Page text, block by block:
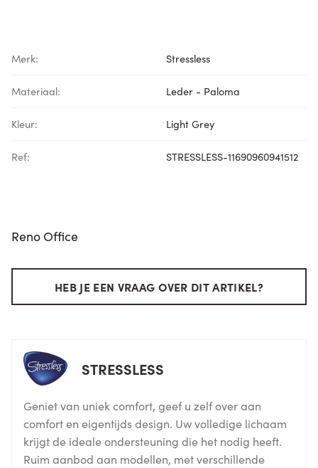
Merk: Stressless
Materiaal: Leder - Paloma
Kleur: Light Grey
Ref: STRESSLESS-11690960941512
Reno Office
HEB JE EEN VRAAG OVER DIT ARTIKEL?
STRESSLESS
Geniet van uniek comfort, geef u zelf over aan
comfort en eigentijds design. Uw volledige lichaam
krijgt de ideale ondersteuning die het nodig heeft.
Ruim aanbod aan modellen, met verschillende